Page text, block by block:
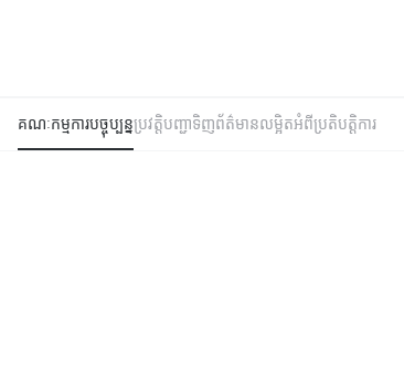
គណៈកម្មការបច្ចុប្បន្នប្រវត្តិបញ្ជាទិញព័ត៌មានលម្អិតអំពីប្រតិបត្តិការ